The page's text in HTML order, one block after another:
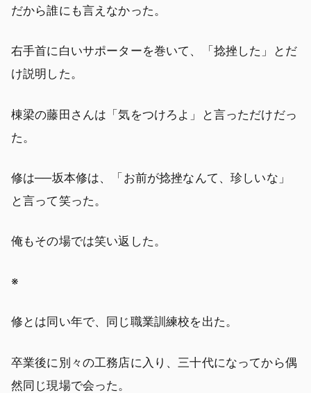
だから誰にも言えなかった。
右手首に白いサポーターを巻いて、「捻挫した」とだ
け説明した。
棟梁の藤田さんは「気をつけろよ」と言っただけだっ
た。
修は──坂本修は、「お前が捻挫なんて、珍しいな」
と言って笑った。
俺もその場では笑い返した。
※
修とは同い年で、同じ職業訓練校を出た。
卒業後に別々の工務店に入り、三十代になってから偶
然同じ現場で会った。